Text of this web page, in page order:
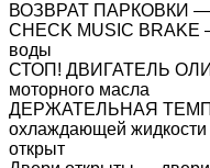
ВОЗВРАТ ПАРКОВКИ —
CHECK MUSIC BRAKE
воды
СТОП! ДВИГАТЕЛЬ
моторного масла
ДЕРЖАТЕЛЬНАЯ
охлаждающей
открыт